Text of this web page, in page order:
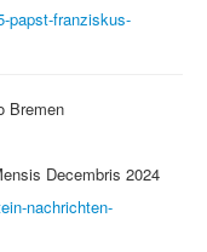
papst-franziskus-
Bremen
Decembris 2024
nachrichten-